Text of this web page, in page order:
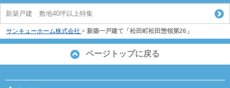
新築戸建 敷地40坪以上特集
サンキューホーム株式会社 > 新築一戸建て「松田町松田惣領第26」
ページトップに戻る